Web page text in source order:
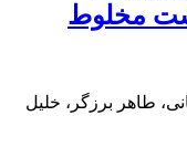
طاهر برزگر، خلیل